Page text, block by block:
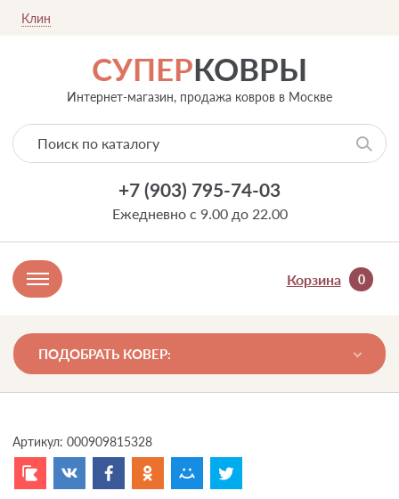
Клин
СУПЕРКОВРЫ
Интернет-магазин, продажа ковров в Москве
+7 (903) 795-74-03
Ежедневно с 9.00 до 22.00
Корзина 0
ПОДОБРАТЬ КОВЕР:
Артикул: 000909815328